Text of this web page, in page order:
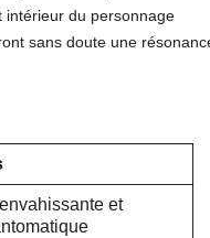
intérieur du personnage
sans doute une
et